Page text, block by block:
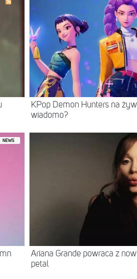
KPop Demon Hunters na
wiadomo?
NEWS
Ariana Grande powraca z
petal